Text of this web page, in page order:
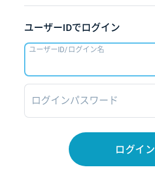
ユーザーIDでログイン
ユーザーID/ログイン名
ログインパスワード
ログイン